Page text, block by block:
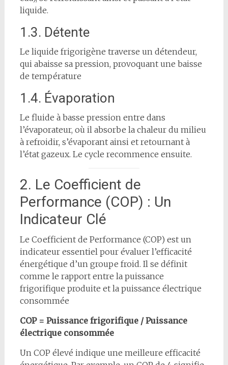
liquide.
1.3. Détente
Le liquide frigorigène traverse un détendeur,
qui abaisse sa pression, provoquant une baisse
de température
1.4. Évaporation
Le fluide à basse pression entre dans
l’évaporateur, où il absorbe la chaleur du milieu
à refroidir, s’évaporant ainsi et retournant à
l’état gazeux. Le cycle recommence ensuite.
2. Le Coefficient de
Performance (COP) : Un
Indicateur Clé
Le Coefficient de Performance (COP) est un
indicateur essentiel pour évaluer l’efficacité
énergétique d’un groupe froid. Il se définit
comme le rapport entre la puissance
frigorifique produite et la puissance électrique
consommée
COP = Puissance frigorifique / Puissance
électrique consommée
Un COP élevé indique une meilleure efficacité